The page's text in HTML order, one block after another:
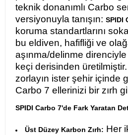
teknik donanımlı Carbo
versiyonuyla tanışın: SPIDI
koruma standartlarını
bu eldiven, hafifliği ve
aşınma/delinme direnciyle
keçi derisinden üretilmiştir.
zorlayın ister şehir içinde
Carbo 7 ellerinizi bir zırh
SPIDI Carbo 7'de Fark Yaratan
Üst Düzey Karbon Zırh: Her